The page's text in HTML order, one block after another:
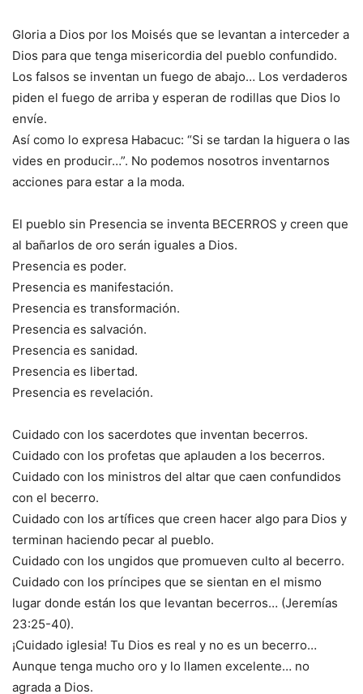
Gloria a Dios por los Moisés que se levantan a interceder a
Dios para que tenga misericordia del pueblo confundido.
Los falsos se inventan un fuego de abajo… Los verdaderos
piden el fuego de arriba y esperan de rodillas que Dios lo
envíe.
Así como lo expresa Habacuc: “Si se tardan la higuera o las
vides en producir…”. No podemos nosotros inventarnos
acciones para estar a la moda.
El pueblo sin Presencia se inventa BECERROS y creen que
al bañarlos de oro serán iguales a Dios.
Presencia es poder.
Presencia es manifestación.
Presencia es transformación.
Presencia es salvación.
Presencia es sanidad.
Presencia es libertad.
Presencia es revelación.
Cuidado con los sacerdotes que inventan becerros.
Cuidado con los profetas que aplauden a los becerros.
Cuidado con los ministros del altar que caen confundidos
con el becerro.
Cuidado con los artífices que creen hacer algo para Dios y
terminan haciendo pecar al pueblo.
Cuidado con los ungidos que promueven culto al becerro.
Cuidado con los príncipes que se sientan en el mismo
lugar donde están los que levantan becerros… (Jeremías
23:25-40).
¡Cuidado iglesia! Tu Dios es real y no es un becerro…
Aunque tenga mucho oro y lo llamen excelente… no
agrada a Dios.